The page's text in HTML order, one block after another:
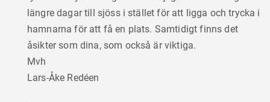
längre dagar till sjöss i stället för att ligga och trycka i
hamnarna för att få en plats. Samtidigt finns det
åsikter som dina, som också är viktiga.
Mvh
Lars-Åke Redéen